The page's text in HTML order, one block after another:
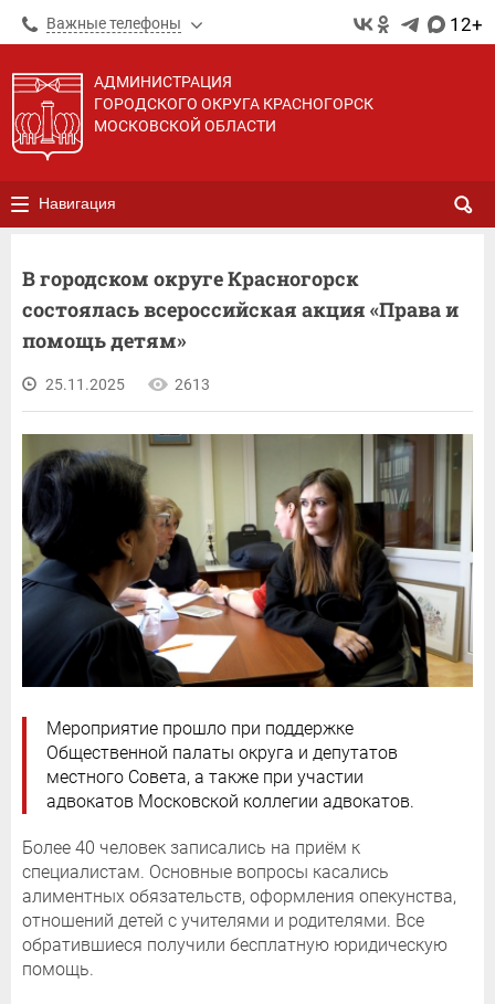
Важные телефоны 12+
АДМИНИСТРАЦИЯ
ГОРОДСКОГО ОКРУГА КРАСНОГОРСК
МОСКОВСКОЙ ОБЛАСТИ
Навигация
В городском округе Красногорск
состоялась всероссийская акция «Права и
помощь детям»
25.11.2025 2613
Мероприятие прошло при поддержке
Общественной палаты округа и депутатов
местного Совета, а также при участии
адвокатов Московской коллегии адвокатов.
Более 40 человек записались на приём к
специалистам. Основные вопросы касались
алиментных обязательств, оформления опекунства,
отношений детей с учителями и родителями. Все
обратившиеся получили бесплатную юридическую
помощь.